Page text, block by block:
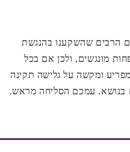
הרבים שהשקענו בהנגשת
מונגשים, ולכן אם בכל
ומקשה על גלישה תקינה
בנושא. עמכם הסליחה מראש.